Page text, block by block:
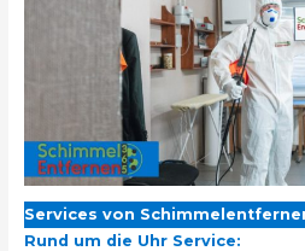
Services von
Rund um die Uhr Service: